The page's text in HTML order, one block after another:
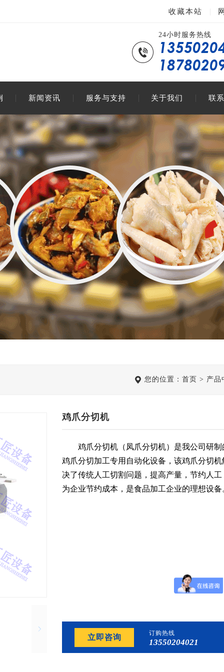
收藏本站
24小时服务热线
新闻资讯 服务与支持 关于我们 联
您的位置： 首页 > 产品
鸡爪分切机
鸡爪分切机（凤爪分切机）是我公司研制
鸡爪分切加工专用自动化设备，该鸡爪分切机
决了传统人工切割问题，提高产量，节约人工
为企业节约成本，是食品加工企业的理想设备
立即咨询 订购热线
13550204021